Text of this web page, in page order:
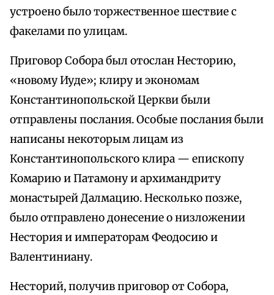
устроено было торжественное шествие с
факелами по улицам.
Приговор Собора был отослан Несторию,
«новому Иуде»; клиру и экономам
Константинопольской Церкви были
отправлены послания. Особые послания были
написаны некоторым лицам из
Константинопольского клира — епископу
Комарию и Патамону и архимандриту
монастырей Далмацию. Несколько позже,
было отправлено донесение о низложении
Нестория и императорам Феодосию и
Валентиниану.
Несторий, получив приговор от Собора,